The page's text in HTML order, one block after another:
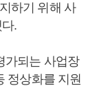
하기 위해 사
.
가되는 사업장
정상화를 지원